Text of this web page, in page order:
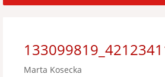
Marta Kosecka